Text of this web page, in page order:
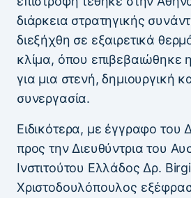
διάρκεια στρατηγικής
διεξήχθη σε εξαιρετικά
κλίμα, όπου επιβεβαιώθηκε
για μια στενή, δημιουργική
συνεργασία.
Ειδικότερα, με έγγραφο του
προς την Διευθύντρια του
Ινστιτούτου Ελλάδος Δρ.
Χριστοδουλόπουλος